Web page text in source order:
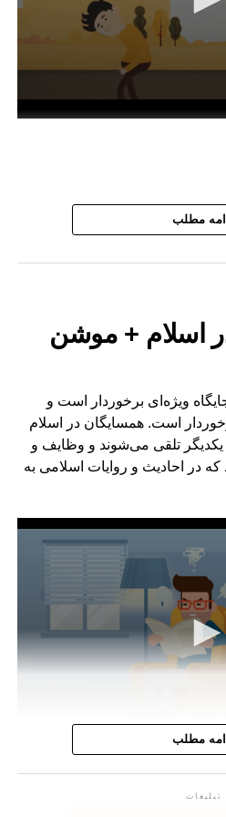
مطلب
اسلام + موشن
ویژه‌ای برخوردار است و
است. همسایگان در اسلام
یکدیگر تلقی می‌شوند و وظایف و
که در احادیث و روایات اسلامی به
seconds
در اسلام:
مطلب
تبلیغات